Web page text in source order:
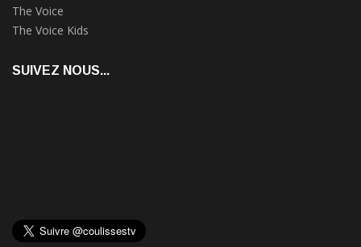
The Voice
The Voice Kids
SUIVEZ NOUS...